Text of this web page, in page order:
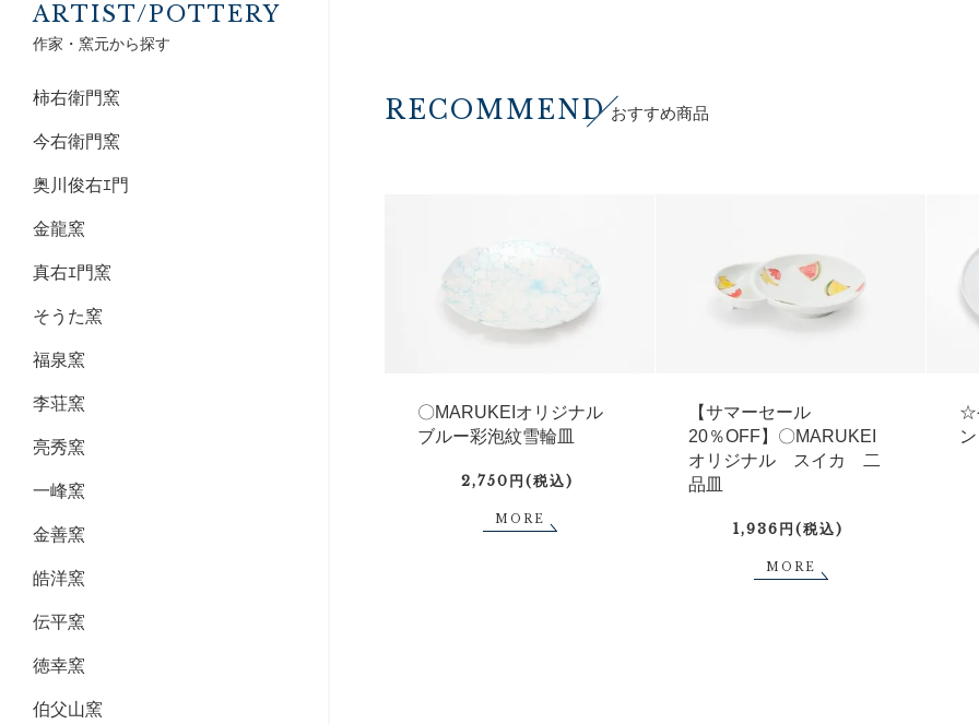
RECOMMEND おすすめ商品
〇MARUKEIオリジナル
ブルー彩泡紋雪輪皿
2,750円(税込)
MORE
【サマーセール
20％OFF】〇MARUKEI
オリジナル スイカ 二
品皿
1,936円(税込)
MORE
☆
ARTIST/POTTERY
作家・窯元から探す
柿右衛門窯
今右衛門窯
奥川俊右ｴ門
金龍窯
真右ｴ門窯
そうた窯
福泉窯
李荘窯
亮秀窯
一峰窯
金善窯
皓洋窯
伝平窯
徳幸窯
伯父山窯